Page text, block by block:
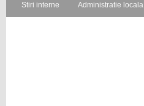
Stiri interne Administratie locala